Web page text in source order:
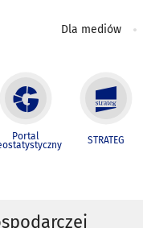
Dla mediów
Portal STRATEG